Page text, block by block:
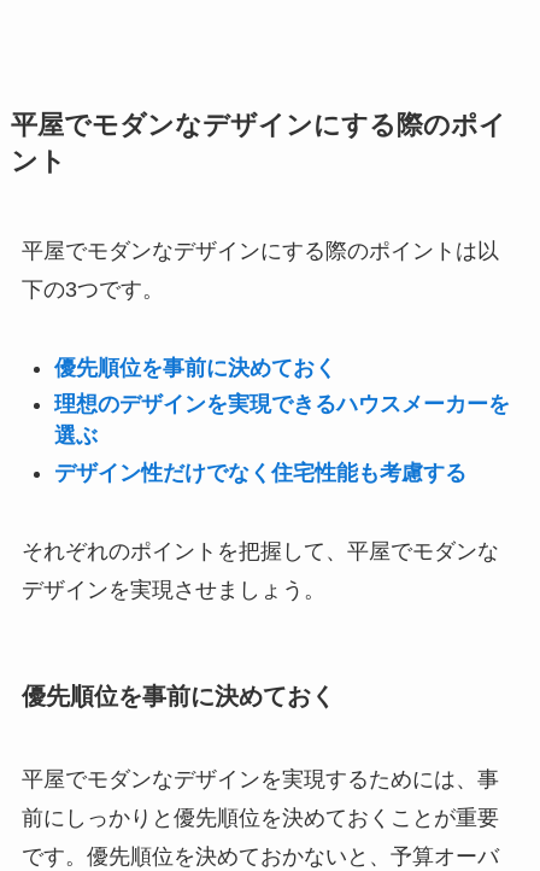
平屋でモダンなデザインにする際のポイ
ント
平屋でモダンなデザインにする際のポイントは以
下の3つです。
優先順位を事前に決めておく
理想のデザインを実現できるハウスメーカーを
選ぶ
デザイン性だけでなく住宅性能も考慮する
それぞれのポイントを把握して、平屋でモダンな
デザインを実現させましょう。
優先順位を事前に決めておく
平屋でモダンなデザインを実現するためには、事
前にしっかりと優先順位を決めておくことが重要
です。優先順位を決めておかないと、予算オーバ